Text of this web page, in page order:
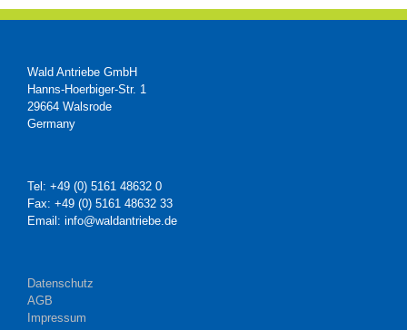
Wald Antriebe GmbH
Hanns-Hoerbiger-Str. 1
29664 Walsrode
Germany
Tel: +49 (0) 5161 48632 0
Fax: +49 (0) 5161 48632 33
Email: info@waldantriebe.de
Datenschutz
AGB
Impressum